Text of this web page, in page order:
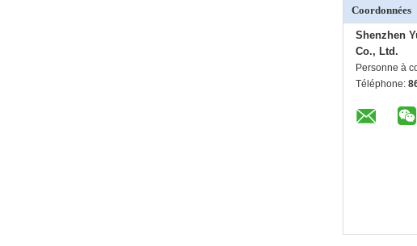
Coordonnées
Shenzhen
Co., Ltd.
Personne à
Téléphone: